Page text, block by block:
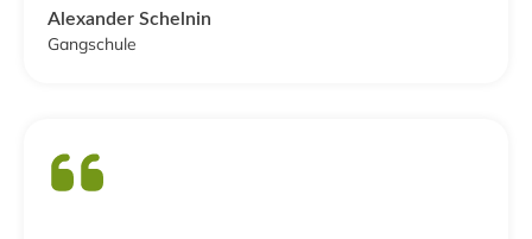
Alexander Schelnin
Gangschule